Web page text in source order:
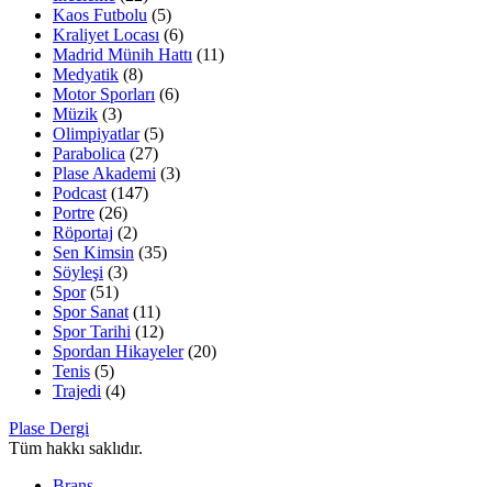
Kaos Futbolu (5)
Kraliyet Locası (6)
Madrid Münih Hattı (11)
Medyatik (8)
Motor Sporları (6)
Müzik (3)
Olimpiyatlar(5)
Parabolica (27)
Plase Akademi (3)
Podcast (147)
Portre (26)
Röportaj (2)
Sen Kimsin (35)
Söyleşi (3)
Spor(51)
Spor Sanat (11)
Spor Tarihi (12)
Spordan Hikayeler(20)
Tenis (5)
Trajedi (4)
Plase Dergi
Tüm hakkı saklıdır.